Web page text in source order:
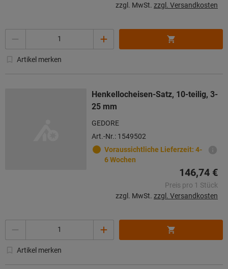
zzgl. MwSt. zzgl. Versandkosten
Artikel merken
Henkellocheisen-Satz, 10-teilig, 3-
25 mm
GEDORE
Art.-Nr.: 1549502
Voraussichtliche Lieferzeit: 4-
6 Wochen
146,74 €
Preis pro 1 Stück
zzgl. MwSt. zzgl. Versandkosten
Artikel merken